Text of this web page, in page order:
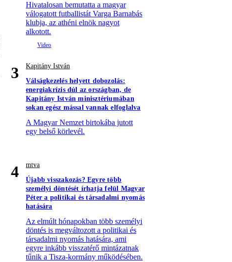
Hivatalosan bemutatta a magyar
válogatott futballistát Varga Barnabás
klubja, az athéni elnök nagyot
alkotott.
3
Kapitány István
Válságkezelés helyett dobozolás:
energiakrízis dúl az országban, de
Kapitány István minisztériumában
sokan egész mással vannak elfoglalva
A Magyar Nemzet birtokába jutott
egy belső körlevél.
4
mtva
Újabb visszakozás? Egyre több
személyi döntését írhatja felül Magyar
Péter a politikai és társadalmi nyomás
hatására
Az elmúlt hónapokban több személyi
döntés is megváltozott a politikai és
társadalmi nyomás hatására, ami
egyre inkább visszatérő mintázatnak
tűnik a Tisza-kormány működésében.